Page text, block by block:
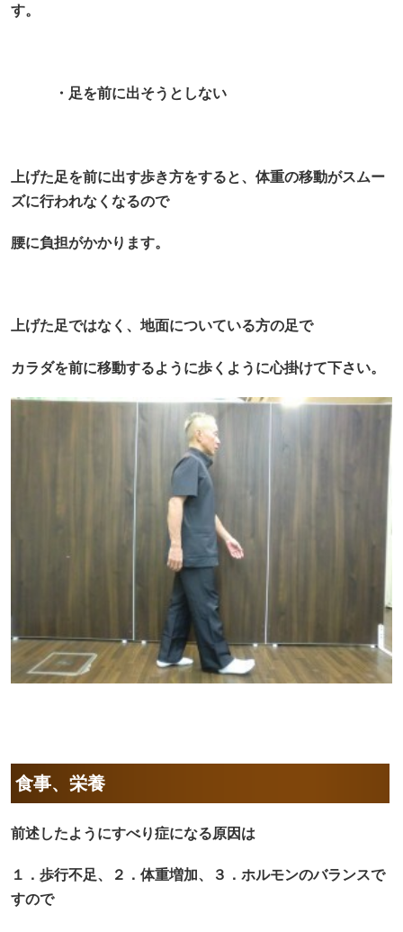
す。
・足を前に出そうとしない
上げた足を前に出す歩き方をすると、体重の移動がスムー
ズに行われなくなるので
腰に負担がかかります。
上げた足ではなく、地面についている方の足で
カラダを前に移動するように歩くように心掛けて下さい。
食事、栄養
前述したようにすべり症になる原因は
１．歩行不足、２．体重増加、３．ホルモンのバランスで
すので